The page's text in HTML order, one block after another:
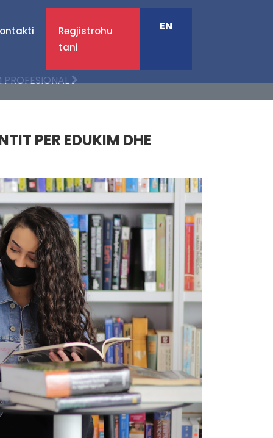
Regjistrohu
tani
EN
PROFESIONAL
PER EDUKIM DHE